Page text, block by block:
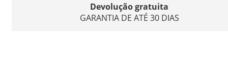
Devolução gratuita
GARANTIA DE ATÉ 30 DIAS